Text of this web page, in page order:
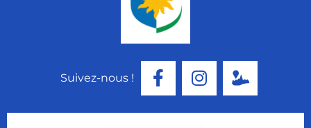
Suivez-nous !